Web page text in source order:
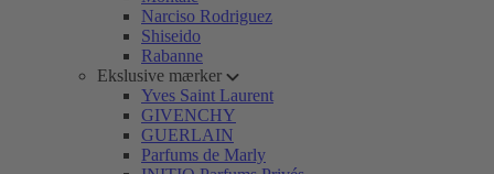
Narciso Rodriguez
Shiseido
Rabanne
Ekslusive mærker
Yves Saint Laurent
GIVENCHY
GUERLAIN
Parfums de Marly